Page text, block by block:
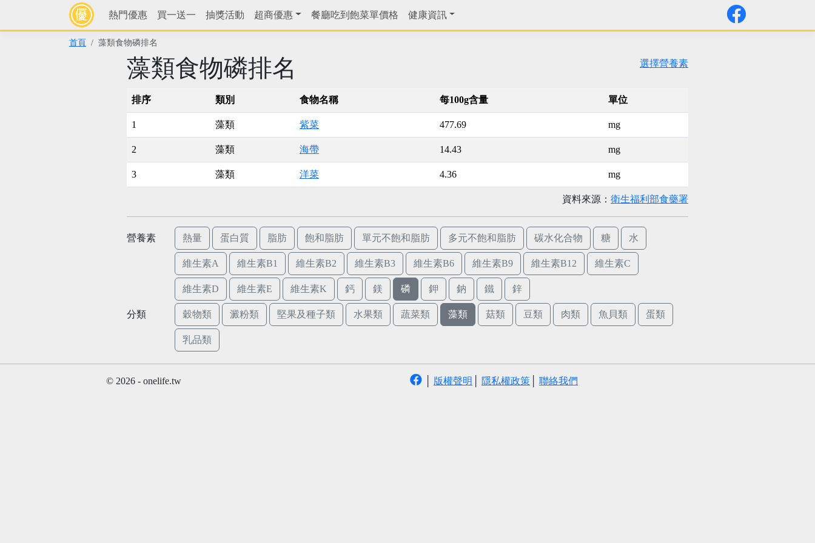
熱門優惠 買一送一 抽獎活動 超商優惠 餐廳吃到飽菜單價格 健康資訊
首頁 藻類食物磷排名
選擇營養素
藻類食物磷排名
排序 類別 食物名稱 每100g含量 單位
1 藻類 紫菜 477.69 mg
2 藻類 海帶 14.43 mg
3 藻類 洋菜 4.36 mg
資料來源： 衛生福利部食藥署
營養素 熱量 蛋白質 脂肪 飽和脂肪 單元不飽和脂肪 多元不飽和脂肪 碳水化合物 糖 水
維生素A 維生素B1 維生素B2 維生素B3 維生素B6 維生素B9 維生素B12 維生素C
維生素D 維生素E 維生素K 鈣 鎂 磷 鉀 鈉 鐵 鋅
分類 穀物類 澱粉類 堅果及種子類 水果類 蔬菜類 藻類 菇類 豆類 肉類 魚貝類 蛋類
乳品類
© 2026 - onelife.tw 版權聲明 隱私權政策 聯絡我們